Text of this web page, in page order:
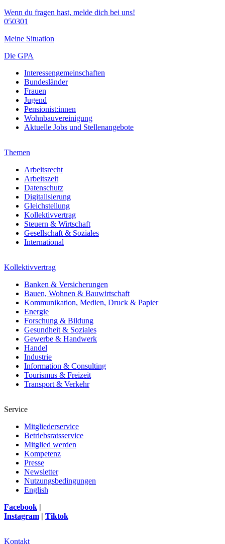
Wenn du fragen hast, melde dich bei uns!
050301
Meine Situation
Die GPA
Interessengemeinschaften
Bundesländer
Frauen
Jugend
Pensionist:innen
Wohnbauvereinigung
Aktuelle Jobs und Stellenangebote
Themen
Arbeitsrecht
Arbeitszeit
Datenschutz
Digitalisierung
Gleichstellung
Kollektivvertrag
Steuern & Wirtschaft
Gesellschaft & Soziales
International
Kollektivvertrag
Banken & Versicherungen
Bauen, Wohnen & Bauwirtschaft
Kommunikation, Medien, Druck & Papier
Energie
Forschung & Bildung
Gesundheit & Soziales
Gewerbe & Handwerk
Handel
Industrie
Information & Consulting
Tourismus & Freizeit
Transport & Verkehr
Service
Mitgliederservice
Betriebsratsservice
Mitglied werden
Kompetenz
Presse
Newsletter
Nutzungsbedingungen
English
Facebook |
Instagram | Tiktok
Kontakt